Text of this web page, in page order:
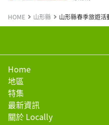
HOME 山形縣 山形縣春季旅遊
Home
地區
特集
最新資訊
關於 Locally